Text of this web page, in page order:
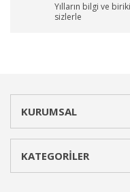
Yılların bilgi ve
sizlerle
KURUMSAL
KATEGORİLER